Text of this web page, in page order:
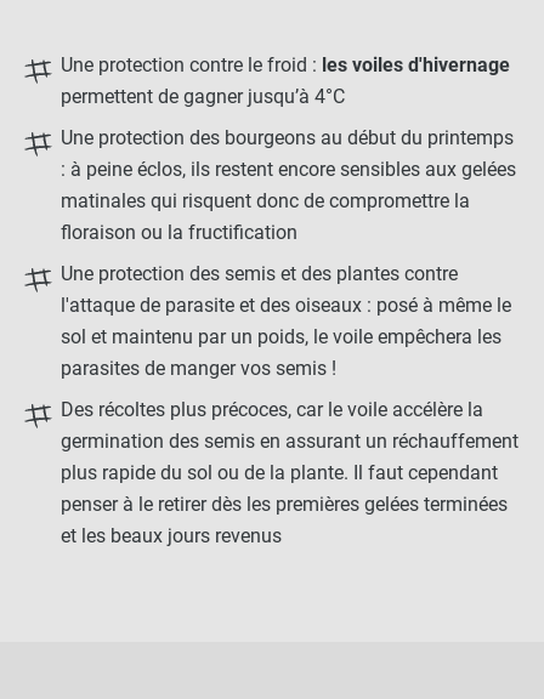
Une protection contre le froid : les voiles d'hivernage
permettent de gagner jusqu’à 4°C
Une protection des bourgeons au début du printemps
: à peine éclos, ils restent encore sensibles aux gelées
matinales qui risquent donc de compromettre la
floraison ou la fructification
Une protection des semis et des plantes contre
l'attaque de parasite et des oiseaux : posé à même le
sol et maintenu par un poids, le voile empêchera les
parasites de manger vos semis !
Des récoltes plus précoces, car le voile accélère la
germination des semis en assurant un réchauffement
plus rapide du sol ou de la plante. Il faut cependant
penser à le retirer dès les premières gelées terminées
et les beaux jours revenus